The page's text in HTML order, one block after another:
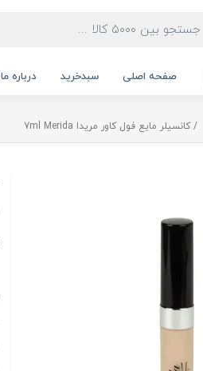
صفحه اصلی سبدخرید درباره ما
کانسیلر مایع فول کاور مریدا 7ml Merida